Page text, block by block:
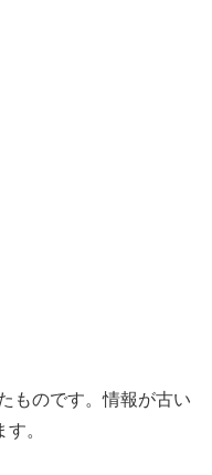
ものです。情報が古い
。